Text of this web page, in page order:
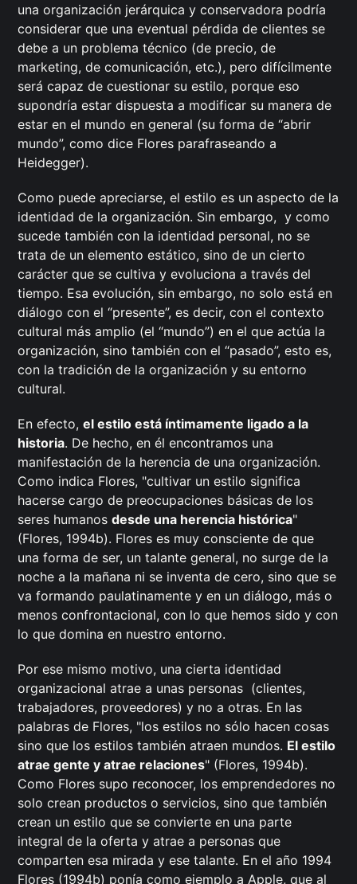
una organización jerárquica y conservadora podría
considerar que una eventual pérdida de clientes se
debe a un problema técnico (de precio, de
marketing, de comunicación, etc.), pero difícilmente
será capaz de cuestionar su estilo, porque eso
supondría estar dispuesta a modificar su manera de
estar en el mundo en general (su forma de “abrir
mundo”, como dice Flores parafraseando a
Heidegger).
Como puede apreciarse, el estilo es un aspecto de la
identidad de la organización. Sin embargo, y como
sucede también con la identidad personal, no se
trata de un elemento estático, sino de un cierto
carácter que se cultiva y evoluciona a través del
tiempo. Esa evolución, sin embargo, no solo está en
diálogo con el “presente”, es decir, con el contexto
cultural más amplio (el “mundo”) en el que actúa la
organización, sino también con el “pasado”, esto es,
con la tradición de la organización y su entorno
cultural.
En efecto,el estilo está íntimamente ligado a la
historia. De hecho, en él encontramos una
manifestación de la herencia de una organización.
Como indica Flores, "cultivar un estilo significa
hacerse cargo de preocupaciones básicas de los
seres humanosdesde una herencia histórica"
(Flores, 1994b). Flores es muy consciente de que
una forma de ser, un talante general, no surge de la
noche a la mañana ni se inventa de cero, sino que se
va formando paulatinamente y en un diálogo, más o
menos confrontacional, con lo que hemos sido y con
lo que domina en nuestro entorno.
Por ese mismo motivo, una cierta identidad
organizacional atrae a unas personas (clientes,
trabajadores, proveedores) y no a otras. En las
palabras de Flores, "los estilos no sólo hacen cosas
sino que los estilos también atraen mundos. El estilo
atrae gente y atrae relaciones" (Flores, 1994b).
Como Flores supo reconocer, los emprendedores no
solo crean productos o servicios, sino que también
crean un estilo que se convierte en una parte
integral de la oferta y atrae a personas que
comparten esa mirada y ese talante. En el año 1994
Flores (1994b) ponía como ejemplo a Apple, que al